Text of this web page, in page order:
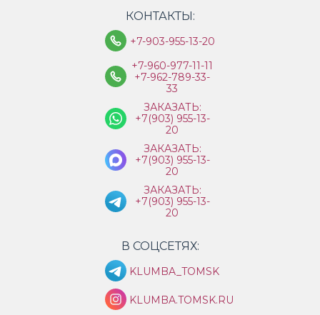
КОНТАКТЫ:
+7-903-955-13-20
+7-960-977-11-11
+7-962-789-33-
33
ЗАКАЗАТЬ:
+7(903) 955-13-
20
ЗАКАЗАТЬ:
+7(903) 955-13-
20
ЗАКАЗАТЬ:
+7(903) 955-13-
20
В СОЦСЕТЯХ:
KLUMBA_TOMSK
KLUMBA.TOMSK.RU